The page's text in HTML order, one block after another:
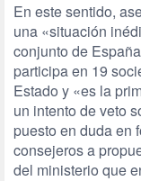
En este sentido,
una «situación
conjunto de
participa en 19
Estado y «es la
un intento de veto
puesto en duda en
consejeros a
del ministerio que